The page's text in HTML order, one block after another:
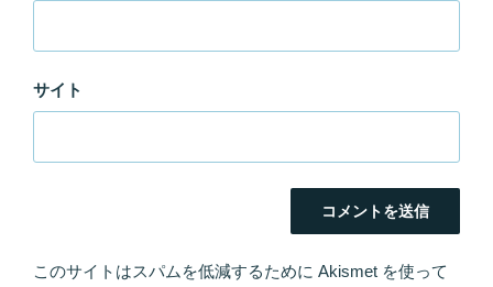
サイト
このサイトはスパムを低減するために Akismet を使って